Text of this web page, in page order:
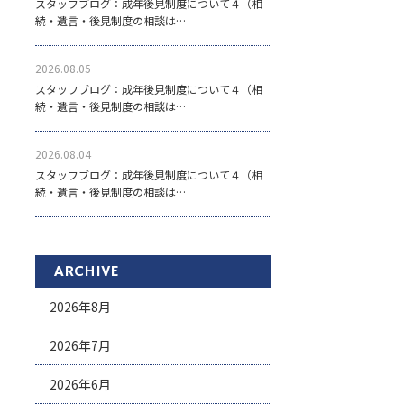
スタッフブログ：成年後見制度について４（相
続・遺言・後見制度の相談は…
2026.08.05
スタッフブログ：成年後見制度について４（相
続・遺言・後見制度の相談は…
2026.08.04
スタッフブログ：成年後見制度について４（相
続・遺言・後見制度の相談は…
ARCHIVE
2026年8月
2026年7月
2026年6月